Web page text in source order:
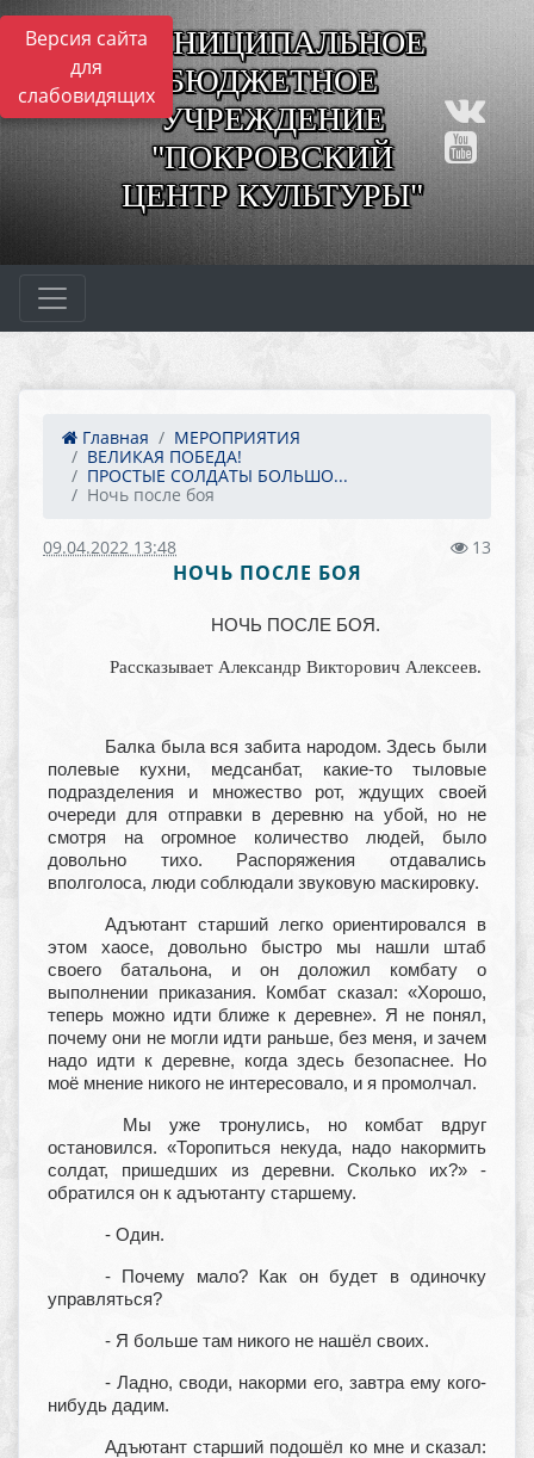
Версия сайта
для
слабовидящих
МУНИЦИПАЛЬНОЕ
БЮДЖЕТНОЕ
УЧРЕЖДЕНИЕ
"ПОКРОВСКИЙ
ЦЕНТР КУЛЬТУРЫ"
Главная
МЕРОПРИЯТИЯ
ВЕЛИКАЯ ПОБЕДА!
ПРОСТЫЕ СОЛДАТЫ БОЛЬШО...
Ночь после боя
09.04.2022 13:48 13
НОЧЬ ПОСЛЕ БОЯ
НОЧЬ ПОСЛЕ БОЯ.
Рассказывает Александр Викторович Алексеев.
Балка была вся забита народом. Здесь были
полевые кухни, медсанбат, какие-то тыловые
подразделения и множество рот, ждущих своей
очереди для отправки в деревню на убой, но не
смотря на огромное количество людей, было
довольно тихо. Распоряжения отдавались
вполголоса, люди соблюдали звуковую маскировку.
Адъютант старший легко ориентировался в
этом хаосе, довольно быстро мы нашли штаб
своего батальона, и он доложил комбату о
выполнении приказания. Комбат сказал: «Хорошо,
теперь можно идти ближе к деревне». Я не понял,
почему они не могли идти раньше, без меня, и зачем
надо идти к деревне, когда здесь безопаснее. Но
моё мнение никого не интересовало, и я промолчал.
Мы уже тронулись, но комбат вдруг
остановился. «Торопиться некуда, надо накормить
солдат, пришедших из деревни. Сколько их?» -
обратился он к адъютанту старшему.
- Один.
- Почему мало? Как он будет в одиночку
управляться?
- Я больше там никого не нашёл своих.
- Ладно, своди, накорми его, завтра ему кого-
нибудь дадим.
Адъютант старший подошёл ко мне и сказал: